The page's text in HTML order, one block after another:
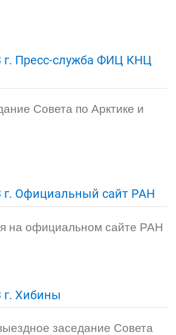
г. Пресс-служба ФИЦ КНЦ
Совета по Арктике и
г. Официальный сайт РАН
на официальном сайте РАН
г. Хибины
заседание Совета